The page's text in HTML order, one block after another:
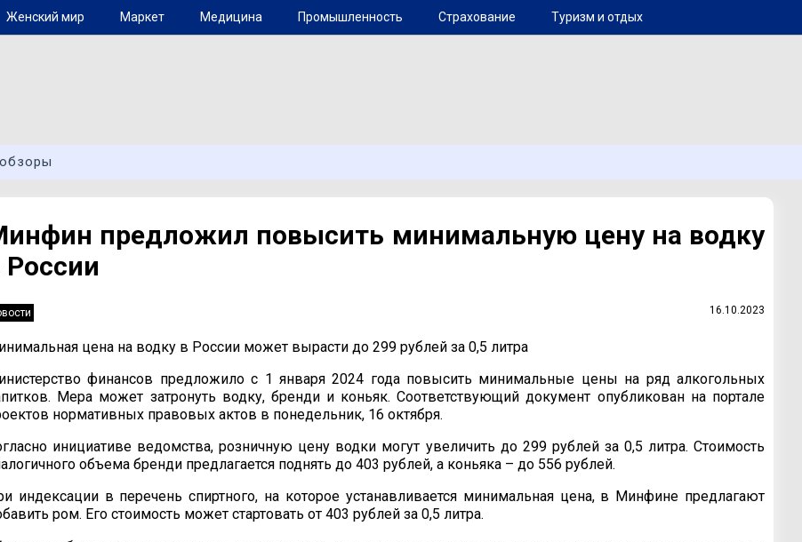
Женский мир Маркет Медицина Промышленность Страхование Туризм и отдых
предложил повысить минимальную цену на водку
России
16.10.2023
цена на водку в России может вырасти до 299 рублей за 0,5 литра
финансов предложило с 1 января 2024 года повысить минимальные цены на ряд алкогольных
Мера может затронуть водку, бренди и коньяк. Соответствующий документ опубликован на портале
нормативных правовых актов в понедельник, 16 октября.
инициативе ведомства, розничную цену водки могут увеличить до 299 рублей за 0,5 литра. Стоимость
объема бренди предлагается поднять до 403 рублей, а коньяка – до 556 рублей.
индексации в перечень спиртного, на которое устанавливается минимальная цена, в Минфине предлагают
ром. Его стоимость может стартовать от 403 рублей за 0,5 литра.